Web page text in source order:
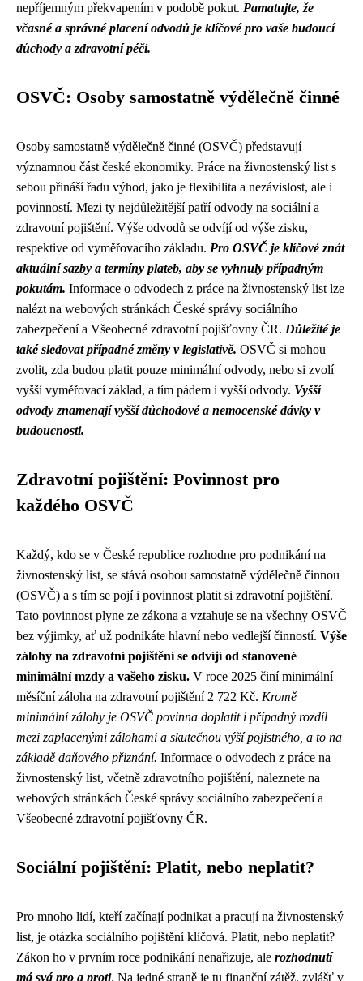
nepříjemným překvapením v podobě pokut. Pamatujte, že
včasné a správné placení odvodů je klíčové pro vaše budoucí
důchody a zdravotní péči.
OSVČ: Osoby samostatně výdělečně činné
Osoby samostatně výdělečně činné (OSVČ) představují
významnou část české ekonomiky. Práce na živnostenský list s
sebou přináší řadu výhod, jako je flexibilita a nezávislost, ale i
povinností. Mezi ty nejdůležitější patří odvody na sociální a
zdravotní pojištění. Výše odvodů se odvíjí od výše zisku,
respektive od vyměřovacího základu. Pro OSVČ je klíčové znát
aktuální sazby a termíny plateb, aby se vyhnuly případným
pokutám. Informace o odvodech z práce na živnostenský list lze
nalézt na webových stránkách České správy sociálního
zabezpečení a Všeobecné zdravotní pojišťovny ČR. Důležité je
také sledovat případné změny v legislativě. OSVČ si mohou
zvolit, zda budou platit pouze minimální odvody, nebo si zvolí
vyšší vyměřovací základ, a tím pádem i vyšší odvody. Vyšší
odvody znamenají vyšší důchodové a nemocenské dávky v
budoucnosti.
Zdravotní pojištění: Povinnost pro
každého OSVČ
Každý, kdo se v České republice rozhodne pro podnikání na
živnostenský list, se stává osobou samostatně výdělečně činnou
(OSVČ) a s tím se pojí i povinnost platit si zdravotní pojištění.
Tato povinnost plyne ze zákona a vztahuje se na všechny OSVČ
bez výjimky, ať už podnikáte hlavní nebo vedlejší činností. Výše
zálohy na zdravotní pojištění se odvíjí od stanovené
minimální mzdy a vašeho zisku. V roce 2025 činí minimální
měsíční záloha na zdravotní pojištění 2 722 Kč. Kromě
minimální zálohy je OSVČ povinna doplatit i případný rozdíl
mezi zaplacenými zálohami a skutečnou výší pojistného, a to na
základě daňového přiznání. Informace o odvodech z práce na
živnostenský list, včetně zdravotního pojištění, naleznete na
webových stránkách České správy sociálního zabezpečení a
Všeobecné zdravotní pojišťovny ČR.
Sociální pojištění: Platit, nebo neplatit?
Pro mnoho lidí, kteří začínají podnikat a pracují na živnostenský
list, je otázka sociálního pojištění klíčová. Platit, nebo neplatit?
Zákon ho v prvním roce podnikání nenařizuje, ale rozhodnutí
má svá pro a proti. Na jedné straně je tu finanční zátěž, zvlášť v